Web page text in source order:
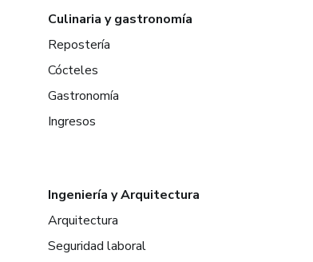
Culinaria y gastronomía
Repostería
Cócteles
Gastronomía
Ingresos
Ingeniería y Arquitectura
Arquitectura
Seguridad laboral